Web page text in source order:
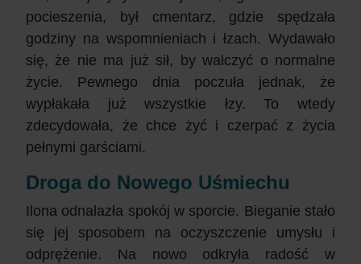
pocieszenia, był cmentarz, gdzie spędzała
godziny na wspomnieniach i łzach. Wydawało
się, że nie ma już sił, by walczyć o normalne
życie. Pewnego dnia poczuła jednak, że
wypłakała już wszystkie łzy. To wtedy
zdecydowała, że chce żyć i czerpać z życia
pełnymi garściami.
Droga do Nowego Uśmiechu
Ilona odnalazła spokój w sporcie. Bieganie stało
się jej sposobem na oczyszczenie umysłu i
odprężenie. Na nowo odkryła radość w